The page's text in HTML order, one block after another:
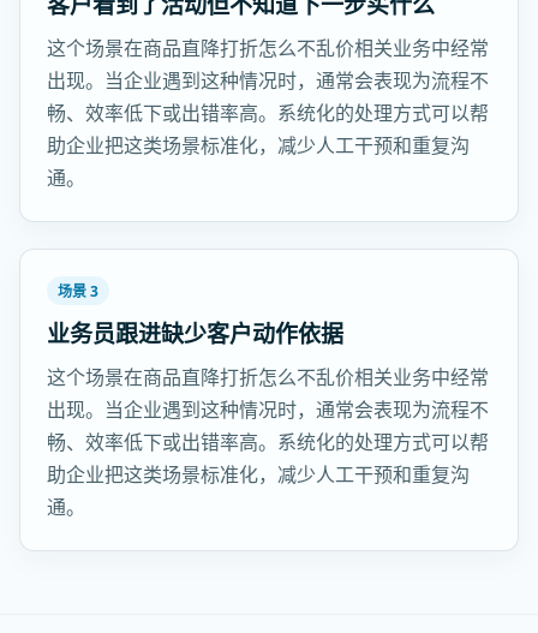
这个场景在商品直降打折怎么不乱价相关业务中经常
出现。当企业遇到这种情况时，通常会表现为流程不
畅、效率低下或出错率高。系统化的处理方式可以帮
助企业把这类场景标准化，减少人工干预和重复沟
通。
场景 3
业务员跟进缺少客户动作依据
这个场景在商品直降打折怎么不乱价相关业务中经常
出现。当企业遇到这种情况时，通常会表现为流程不
畅、效率低下或出错率高。系统化的处理方式可以帮
助企业把这类场景标准化，减少人工干预和重复沟
通。